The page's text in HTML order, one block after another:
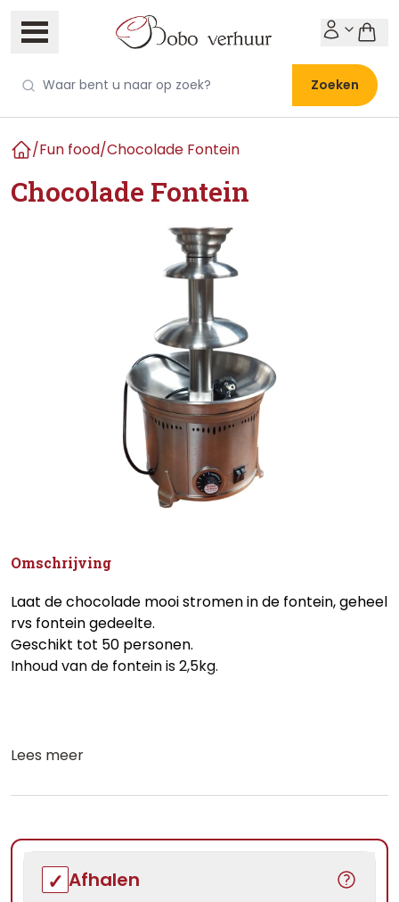
Zoeken
/Fun food/Chocolade Fontein
Chocolade Fontein
Omschrijving
Laat de chocolade mooi stromen in de fontein, geheel
rvs fontein gedeelte.
Geschikt tot 50 personen.
Inhoud van de fontein is 2,5kg.
Lees meer
Afhalen